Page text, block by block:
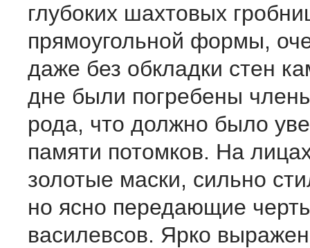
глубоких шахтовых
прямоугольной формы,
даже без обкладки стен
дне были погребены
рода, что должно было
памяти потомков. На
золотые маски, сильно
но ясно передающие
василевсов. Ярко